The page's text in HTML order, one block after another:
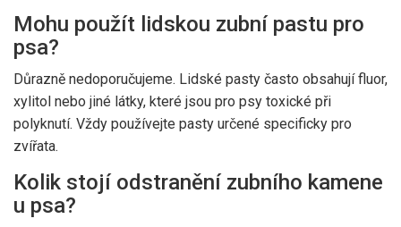
Mohu použít lidskou zubní pastu pro
psa?
Důrazně nedoporučujeme. Lidské pasty často obsahují fluor,
xylitol nebo jiné látky, které jsou pro psy toxické při
polyknutí. Vždy používejte pasty určené specificky pro
zvířata.
Kolik stojí odstranění zubního kamene
u psa?